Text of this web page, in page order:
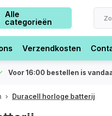
Alle
categorieën
Verzendkosten
Voor 16:00 bestellen is
Duracell horloge batterij